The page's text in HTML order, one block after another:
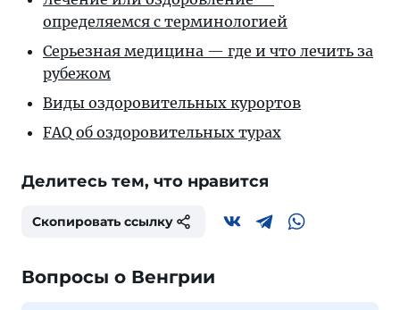
определяемся с терминологией
Серьезная медицина — где и что лечить за
рубежом
Виды оздоровительных курортов
FAQ об оздоровительных турах
Делитесь тем, что нравится
Скопировать ссылку
Вопросы о Венгрии